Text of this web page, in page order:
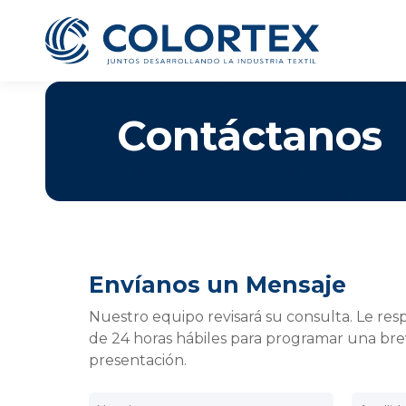
Contáctanos
Envíanos un Mensaje
Nuestro equipo revisará su consulta. Le
de 24 horas hábiles para programar una
presentación.
todos tus
Cargo al que